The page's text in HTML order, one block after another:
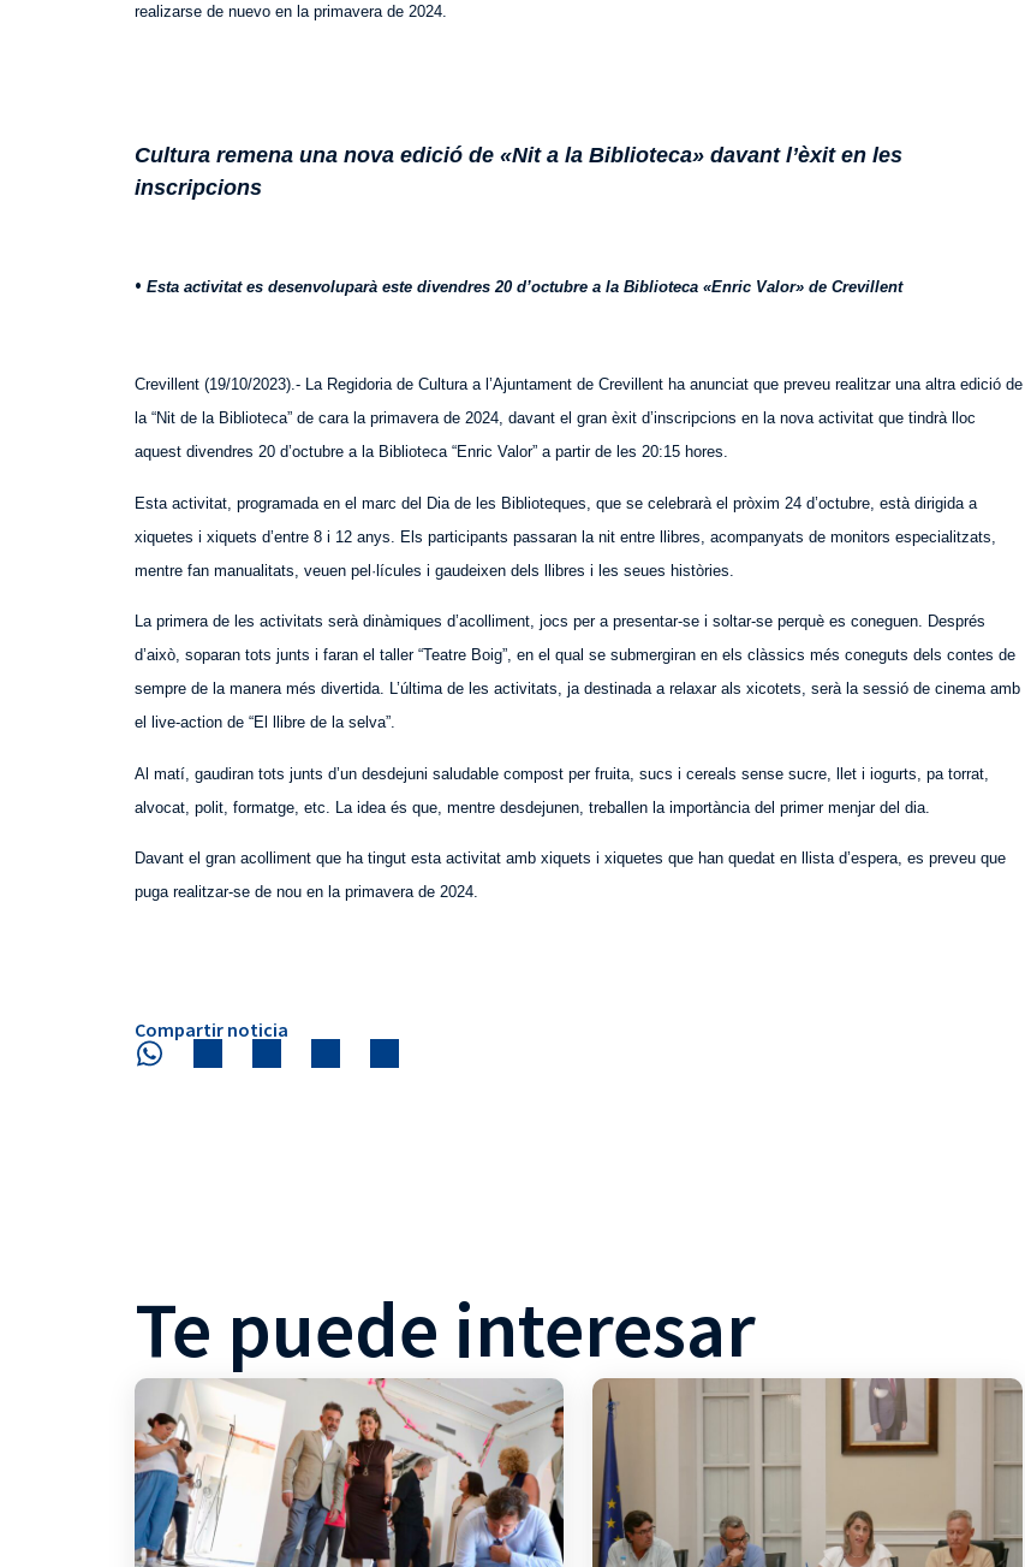
realizarse de nuevo en la primavera de 2024.
Cultura remena una nova edició de «Nit a la Biblioteca» davant l’èxit en les
inscripcions
• Esta activitat es desenvoluparà este divendres 20 d’octubre a la Biblioteca «Enric Valor» de Crevillent
Crevillent (19/10/2023).- La Regidoria de Cultura a l’Ajuntament de Crevillent ha anunciat que preveu realitzar una altra edició de
la “Nit de la Biblioteca” de cara la primavera de 2024, davant el gran èxit d’inscripcions en la nova activitat que tindrà lloc
aquest divendres 20 d’octubre a la Biblioteca “Enric Valor” a partir de les 20:15 hores.
Esta activitat, programada en el marc del Dia de les Biblioteques, que se celebrarà el pròxim 24 d’octubre, està dirigida a
xiquetes i xiquets d’entre 8 i 12 anys. Els participants passaran la nit entre llibres, acompanyats de monitors especialitzats,
mentre fan manualitats, veuen pel·lícules i gaudeixen dels llibres i les seues històries.
La primera de les activitats serà dinàmiques d’acolliment, jocs per a presentar-se i soltar-se perquè es coneguen. Després
d’això, soparan tots junts i faran el taller “Teatre Boig”, en el qual se submergiran en els clàssics més coneguts dels contes de
sempre de la manera més divertida. L’última de les activitats, ja destinada a relaxar als xicotets, serà la sessió de cinema amb
el live-action de “El llibre de la selva”.
Al matí, gaudiran tots junts d’un desdejuni saludable compost per fruita, sucs i cereals sense sucre, llet i iogurts, pa torrat,
alvocat, polit, formatge, etc. La idea és que, mentre desdejunen, treballen la importància del primer menjar del dia.
Davant el gran acolliment que ha tingut esta activitat amb xiquets i xiquetes que han quedat en llista d’espera, es preveu que
puga realitzar-se de nou en la primavera de 2024.
Compartir noticia
Te puede interesar